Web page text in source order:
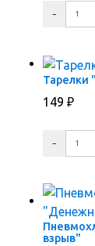
Тарелки
149 ₽
взрыв"